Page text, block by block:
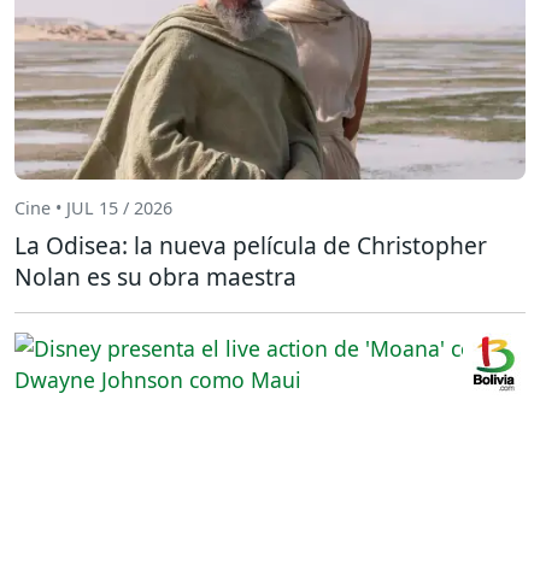
Cine • JUL 15 / 2026
La Odisea: la nueva película de Christopher
Nolan es su obra maestra